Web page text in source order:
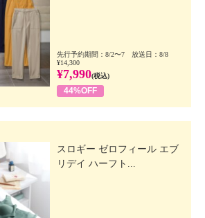
先行予約期間：8/2〜7 放送日：8/8
¥14,300
¥7,990(税込)
44%OFF
スロギー ゼロフィール エブ
リデイ ハーフト...